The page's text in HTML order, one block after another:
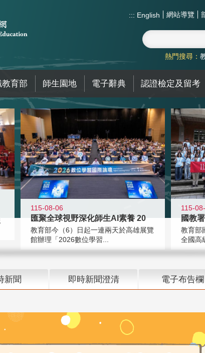
::: English 網站導覽
熱門搜尋：
育部 師生園地 電子辭典 認證檢定及留考
115-08-06
匯聚全球視野深化師生AI素養 20
教育部今（6）日起一連兩天於高雄展覽
館辦理「2026數位學習...
115-
教育部
全國高
新聞 即時新聞澄清 電子布告欄